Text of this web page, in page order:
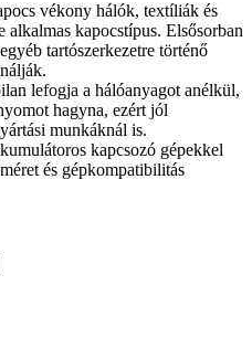
vékony hálók, textíliák és
kapocstípus. Elsősorban
tartószerkezetre történő
lefogja a hálóanyagot anélkül,
hagyna, ezért jól
munkáknál is.
kapcsozó gépekkel
és gépkompatibilitás